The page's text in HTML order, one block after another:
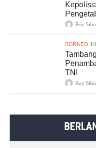
Roy
BORNEO
TNI
Roy